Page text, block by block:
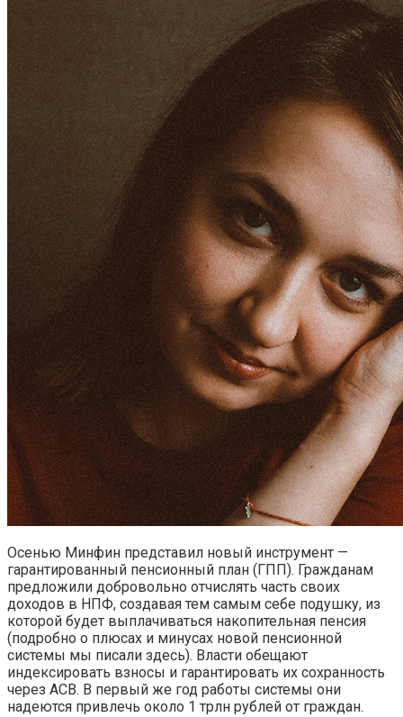
Осенью Минфин представил новый инструмент —
гарантированный пенсионный план (ГПП). Гражданам
предложили добровольно отчислять часть своих
доходов в НПФ, создавая тем самым себе подушку, из
которой будет выплачиваться накопительная пенсия
(подробно о плюсах и минусах новой пенсионной
системы мы писали здесь). Власти обещают
индексировать взносы и гарантировать их сохранность
через АСВ. В первый же год работы системы они
надеются привлечь около 1 трлн рублей от граждан.